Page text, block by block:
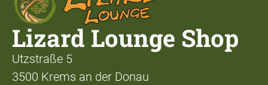
Lizard Lounge Shop
Utzstraße 5
3500 Krems an der Donau